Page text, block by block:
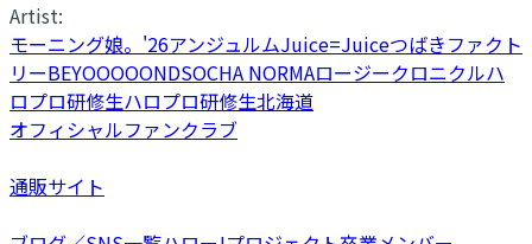
Artist:
モーニング娘。'26アンジュルムJuice=Juiceつばきファクト
リーBEYOOOOONDSOCHA NORMAロージークロニクルハ
ロプロ研修生ハロプロ研修生北海道
オフィシャルファンクラブ
通販サイト